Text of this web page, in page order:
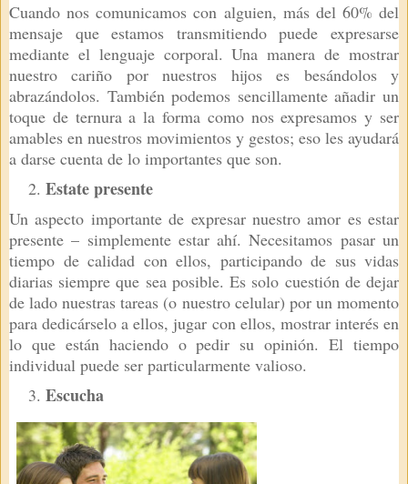
Cuando nos comunicamos con alguien, más del 60% del
mensaje que estamos transmitiendo puede expresarse
mediante el lenguaje corporal. Una manera de mostrar
nuestro cariño por nuestros hijos es besándolos y
abrazándolos. También podemos sencillamente añadir un
toque de ternura a la forma como nos expresamos y ser
amables en nuestros movimientos y gestos; eso les ayudará
a darse cuenta de lo importantes que son.
Estate presente
Un aspecto importante de expresar nuestro amor es estar
presente – simplemente estar ahí. Necesitamos pasar un
tiempo de calidad con ellos, participando de sus vidas
diarias siempre que sea posible. Es solo cuestión de dejar
de lado nuestras tareas (o nuestro celular) por un momento
para dedicárselo a ellos, jugar con ellos, mostrar interés en
lo que están haciendo o pedir su opinión. El tiempo
individual puede ser particularmente valioso.
Escucha